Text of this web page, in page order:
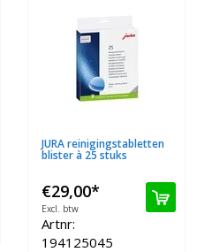
JURA reinigingstabletten
blister à 25 stuks
€29,00*
Excl. btw
Artnr:
194125045